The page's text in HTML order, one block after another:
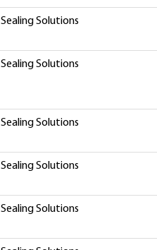
Sealing Solutions
Sealing Solutions
Sealing Solutions
Sealing Solutions
Sealing Solutions